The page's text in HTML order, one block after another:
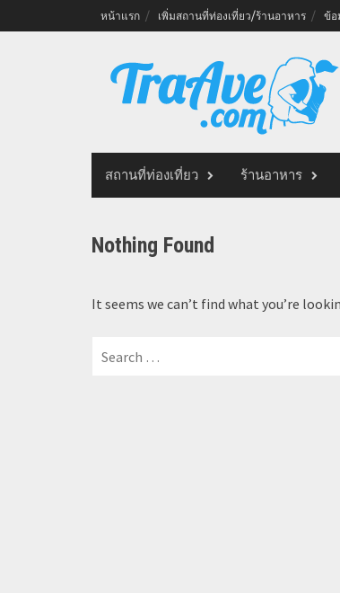
to
หน้าแรก เพิ่มสถานที่ท่องเที่ยว/ร้านอาหาร ข้อ
สถานที่ท่องเที่ยว ร้านอาหาร
Nothing Found
It seems we can’t find what you’re